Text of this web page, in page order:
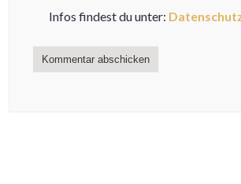
Infos findest du unter: